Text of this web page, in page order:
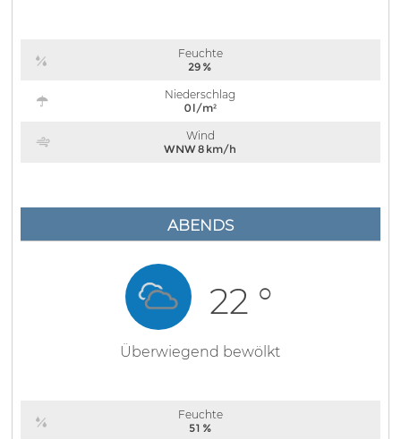
Feuchte
29 %
Niederschlag
0 l/m²
Wind
WNW 8 km/h
ABENDS
22 °
Überwiegend bewölkt
Feuchte
51 %